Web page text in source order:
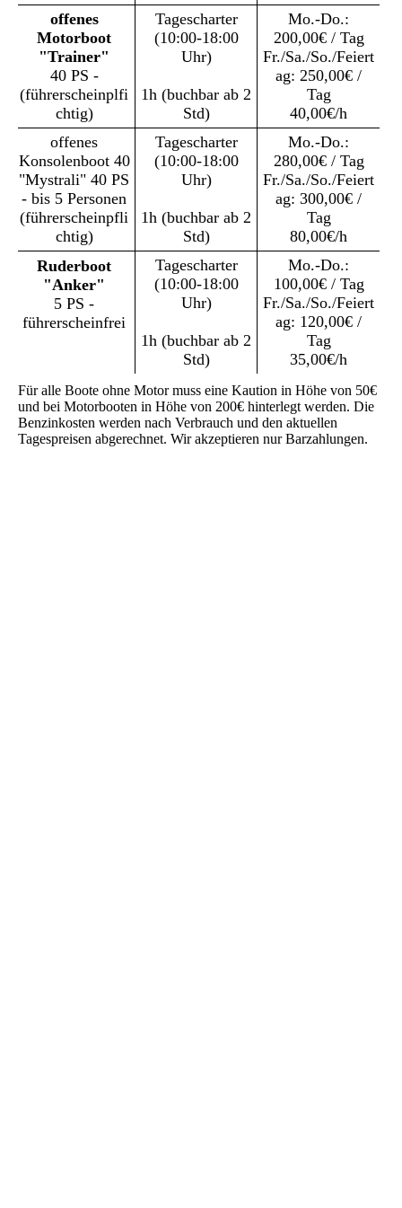
offenes
Motorboot
"Trainer"
40 PS -
(führerscheinplfi
chtig)
Tagescharter
(10:00-18:00
Uhr)
1h (buchbar ab 2
Std)
Mo.-Do.:
200,00€ / Tag
Fr./Sa./So./Feiert
ag: 250,00€ /
Tag
40,00€/h
offenes
Konsolenboot 40
"Mystrali" 40 PS
- bis 5 Personen
(führerscheinpfli
chtig)
Tagescharter
(10:00-18:00
Uhr)
1h (buchbar ab 2
Std)
Mo.-Do.:
280,00€ / Tag
Fr./Sa./So./Feiert
ag: 300,00€ /
Tag
80,00€/h
Ruderboot
"Anker"
5 PS -
führerscheinfrei
Tagescharter
(10:00-18:00
Uhr)
1h (buchbar ab 2
Std)
Mo.-Do.:
100,00€ / Tag
Fr./Sa./So./Feiert
ag: 120,00€ /
Tag
35,00€/h
Für alle Boote ohne Motor muss eine Kaution in Höhe von 50€
und bei Motorbooten in Höhe von 200€ hinterlegt werden. Die
Benzinkosten werden nach Verbrauch und den aktuellen
Tagespreisen abgerechnet. Wir akzeptieren nur Barzahlungen.